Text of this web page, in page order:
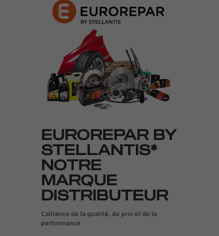
EUROREPAR BY
STELLANTIS*
NOTRE
MARQUE
DISTRIBUTEUR
L'alliance de la qualité, du prix et de la
performance